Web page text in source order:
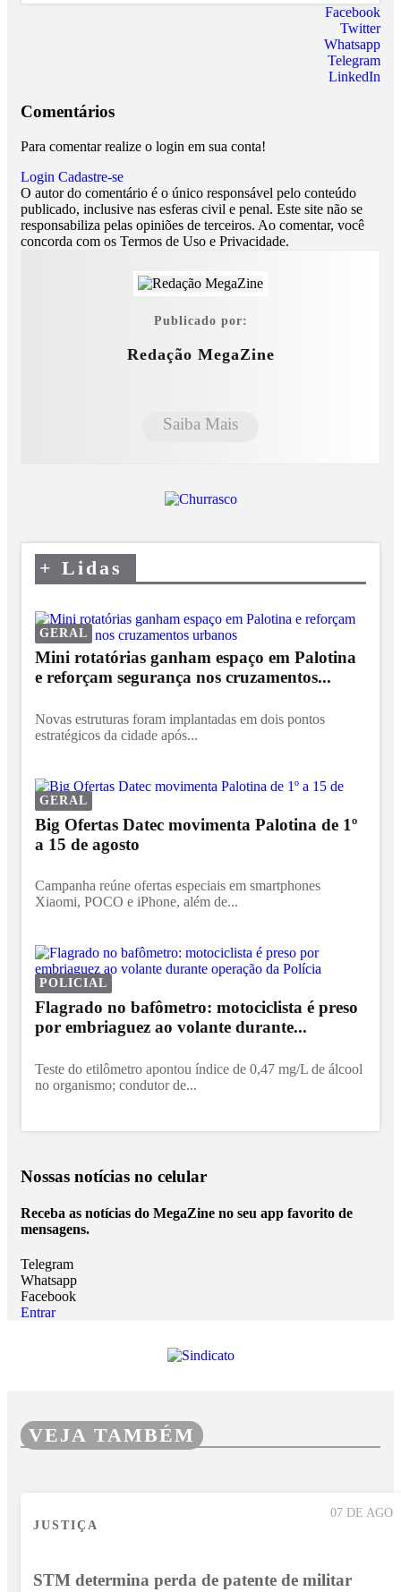
Facebook
Twitter
Whatsapp
Telegram
LinkedIn
Comentários
Para comentar realize o login em sua conta!
Login Cadastre-se
O autor do comentário é o único responsável pelo conteúdo
publicado, inclusive nas esferas civil e penal. Este site não se
responsabiliza pelas opiniões de terceiros. Ao comentar, você
concorda com os Termos de Uso e Privacidade.
Publicado por:
Redação MegaZine
Saiba Mais
+ Lidas
GERAL
Mini rotatórias ganham espaço em Palotina
e reforçam segurança nos cruzamentos...
Novas estruturas foram implantadas em dois pontos
estratégicos da cidade após...
GERAL
Big Ofertas Datec movimenta Palotina de 1º
a 15 de agosto
Campanha reúne ofertas especiais em smartphones
Xiaomi, POCO e iPhone, além de...
POLICIAL
Flagrado no bafômetro: motociclista é preso
por embriaguez ao volante durante...
Teste do etilômetro apontou índice de 0,47 mg/L de álcool
no organismo; condutor de...
Nossas notícias no celular
Receba as notícias do MegaZine no seu app favorito de
mensagens.
Telegram
Whatsapp
Facebook
Entrar
VEJA TAMBÉM
07 DE AGO
JUSTIÇA
STM determina perda de patente de militar